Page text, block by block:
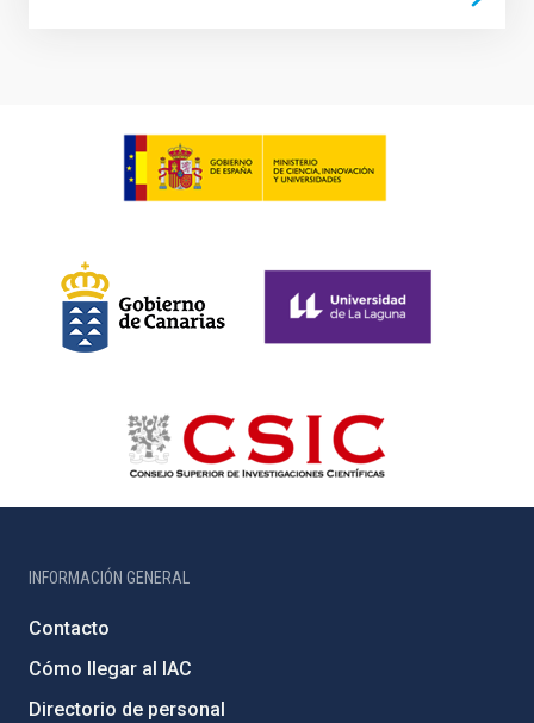
INFORMACIÓN GENERAL
Contacto
Cómo llegar al IAC
Directorio de personal